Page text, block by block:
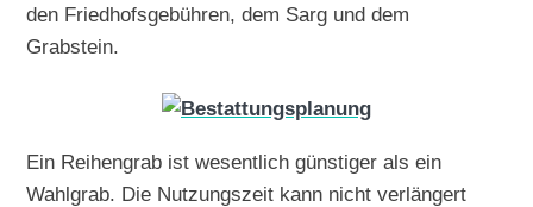
den Friedhofsgebühren, dem Sarg und dem
Grabstein.
Ein Reihengrab ist wesentlich günstiger als ein
Wahlgrab. Die Nutzungszeit kann nicht verlängert